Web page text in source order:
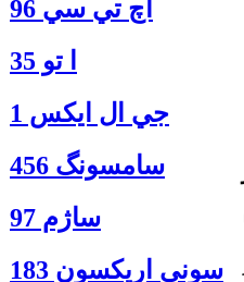
اچ تي سي 96
ا‍ تو 35
جي ال ايكس 1
سامسونگ 456
ساژم 97
سوني اريكسون 183